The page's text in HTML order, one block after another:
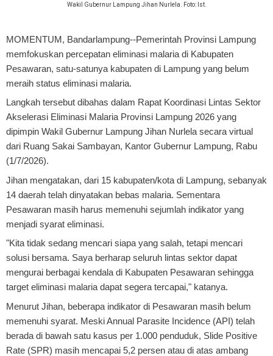
Wakil Gubernur Lampung Jihan Nurlela. Foto: Ist.
MOMENTUM, Bandarlampung--Pemerintah Provinsi Lampung
memfokuskan percepatan eliminasi malaria di Kabupaten
Pesawaran, satu-satunya kabupaten di Lampung yang belum
meraih status eliminasi malaria.
Langkah tersebut dibahas dalam Rapat Koordinasi Lintas Sektor
Akselerasi Eliminasi Malaria Provinsi Lampung 2026 yang
dipimpin Wakil Gubernur Lampung Jihan Nurlela secara virtual
dari Ruang Sakai Sambayan, Kantor Gubernur Lampung, Rabu
(1/7/2026).
Jihan mengatakan, dari 15 kabupaten/kota di Lampung, sebanyak
14 daerah telah dinyatakan bebas malaria. Sementara
Pesawaran masih harus memenuhi sejumlah indikator yang
menjadi syarat eliminasi.
"Kita tidak sedang mencari siapa yang salah, tetapi mencari
solusi bersama. Saya berharap seluruh lintas sektor dapat
mengurai berbagai kendala di Kabupaten Pesawaran sehingga
target eliminasi malaria dapat segera tercapai," katanya.
Menurut Jihan, beberapa indikator di Pesawaran masih belum
memenuhi syarat. Meski Annual Parasite Incidence (API) telah
berada di bawah satu kasus per 1.000 penduduk, Slide Positive
Rate (SPR) masih mencapai 5,2 persen atau di atas ambang